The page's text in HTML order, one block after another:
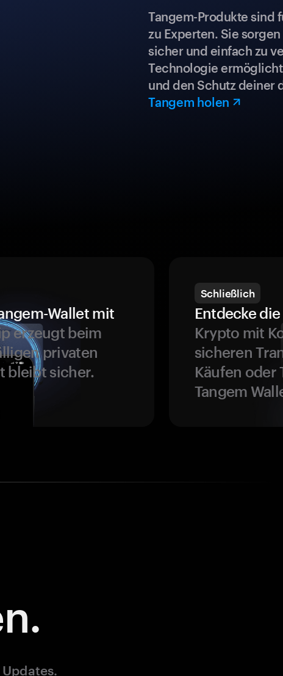
Tangem-Produkte sind
zu Experten. Sie
sicher und einfach zu
Technologie
und den Schutz deiner
Tangem holen
Wallet mit
erzeugt beim
privaten
bleibt sicher.
Schließlich
Entdecke
Krypto mit
sicheren
Käufen oder
Tangem